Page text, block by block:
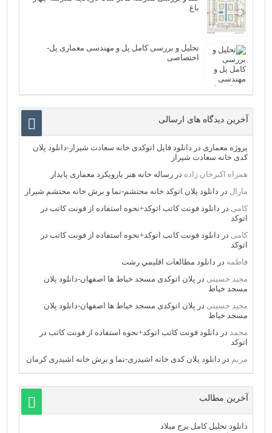
باغ
تحلیل و بررسی کامل پل و مهندسی معماری پل-
اختصاصی
آخرین دیدگاه های ارسالی
پروژه معماری در دانلود فایل اتوکدی خانه سعادت شیراز-دانلود پلان
کدی خانه سعادت شیراز
همراه اکبرخان زاده دررساله خانه هنر بارویکرد معماری پایدار
مارال در دانلود پلان اتوکد خانه محتشم-نما و برش خانه محتشم شیراز
کامی در دانلود فونت کاتب اتوکد+نحوه استفاده از فونت کاتب در
اتوکد
کامی در دانلود فونت کاتب اتوکد+نحوه استفاده از فونت کاتب در
اتوکد
فاطمه در دانلود مطالعات اقليمي رشت
مجید حسینی در پلان اتوکدی مسجد خیاط ها اصفهان-دانلود پلان
مسجد خیاط
مجید حسینی در پلان اتوکدی مسجد خیاط ها اصفهان-دانلود پلان
مسجد خیاط
محمد در دانلود فونت کاتب اتوکد+نحوه استفاده از فونت کاتب در
اتوکد
مریم در دانلود پلان کدی خانه اشیدری-نما و برش خانه اشیدری کرمان
آخرین مطالب
دانلود تحلیل کامل برج میلاد